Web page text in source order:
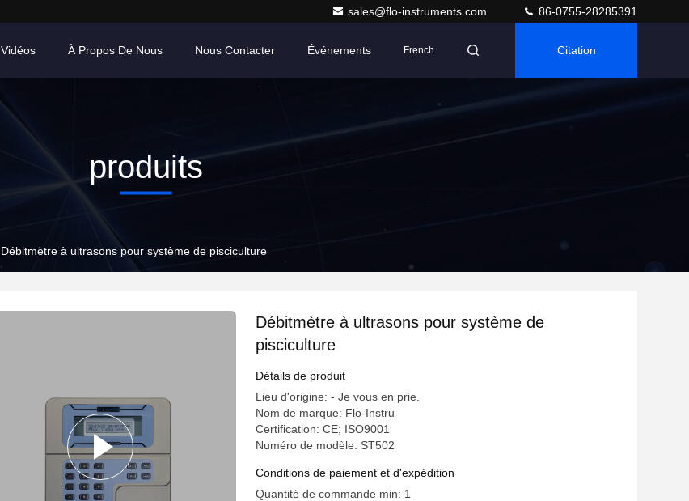
sales@flo-instruments.com 86-0755-28285391
Vidéos À Propos De Nous Nous Contacter Événements French Citation
produits
Débitmètre à ultrasons pour système de pisciculture
Débitmètre à ultrasons pour système de
pisciculture
Détails de produit
Lieu d'origine: - Je vous en prie.
Nom de marque: Flo-Instru
Certification: CE; ISO9001
Numéro de modèle: ST502
Conditions de paiement et d'expédition
Quantité de commande min: 1